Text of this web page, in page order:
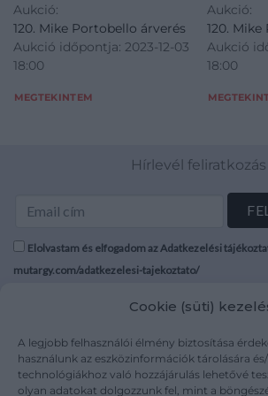
Cookie (süti)
A legjobb felhasználói élmény biztosítása
használunk az eszközinformációk tárolására
technológiákhoz való hozzájárulás lehetővé
olyan adatokat dolgozzunk fel, mint a
egy Ausztriába
menekült ma
játékokat népszerűsítő
aerogramm (légiposta
küldemény) 1956-ból.
Verzóján egy Ausztráliában
Aukció:
120. Mike Portobello árverés
Aukció időpontja: 2023-12-03
18:00
MEGTEKINTEM
Aukció:
120.
Aukció
18:00
Hírlevél feliratkozás
Elolvastam és elfogadom az Adatkezelési
mutargy.com/adatkezelesi-tajekoztato/
Médiaajánlat
Karrier
Kapcsolat
Áraink
ÁSZF